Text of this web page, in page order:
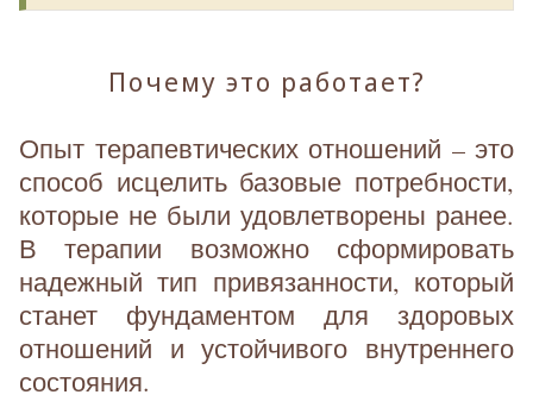
Почему это работает?
Опыт терапевтических отношений – это
способ исцелить базовые потребности,
которые не были удовлетворены ранее.
В терапии возможно сформировать
надежный тип привязанности, который
станет фундаментом для здоровых
отношений и устойчивого внутреннего
состояния.